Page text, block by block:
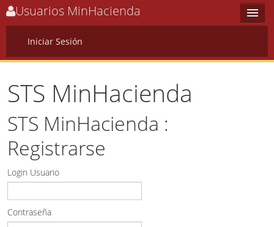
Usuarios MinHacienda
Iniciar Sesión
Home
Sign In
STS MinHacienda
STS MinHacienda :
Registrarse
Login Usuario
Contraseña